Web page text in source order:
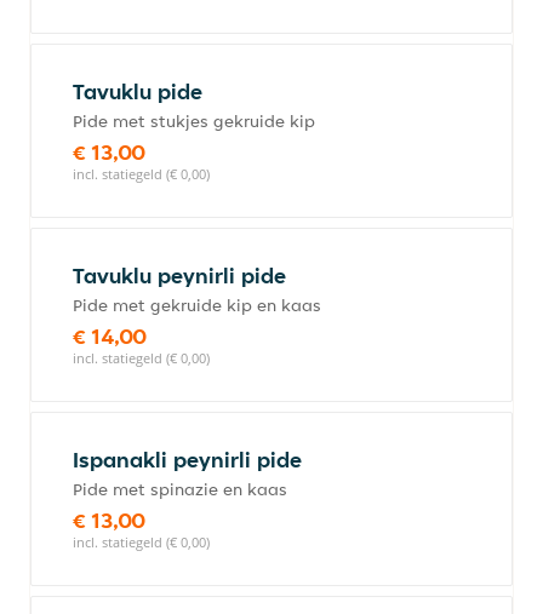
Tavuklu pide
Pide met stukjes gekruide kip
€ 13,00
incl. statiegeld (€ 0,00)
Tavuklu peynirli pide
Pide met gekruide kip en kaas
€ 14,00
incl. statiegeld (€ 0,00)
Ispanakli peynirli pide
Pide met spinazie en kaas
€ 13,00
incl. statiegeld (€ 0,00)